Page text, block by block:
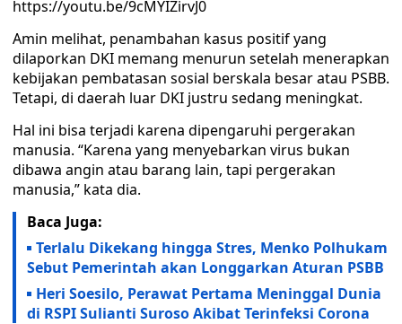
https://youtu.be/9cMYIZirvJ0
Amin melihat, penambahan kasus positif yang
dilaporkan DKI memang menurun setelah menerapkan
kebijakan pembatasan sosial berskala besar atau PSBB.
Tetapi, di daerah luar DKI justru sedang meningkat.
Hal ini bisa terjadi karena dipengaruhi pergerakan
manusia. “Karena yang menyebarkan virus bukan
dibawa angin atau barang lain, tapi pergerakan
manusia,” kata dia.
Baca Juga:
Terlalu Dikekang hingga Stres, Menko Polhukam
Sebut Pemerintah akan Longgarkan Aturan PSBB
Heri Soesilo, Perawat Pertama Meninggal Dunia
di RSPI Sulianti Suroso Akibat Terinfeksi Corona